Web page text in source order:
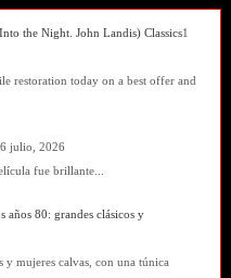
the Night. John Landis) Classics1
restoration today on a best offer and
6 julio, 2026
fue brillante...
años 80: grandes clásicos y
y mujeres calvas, con una túnica